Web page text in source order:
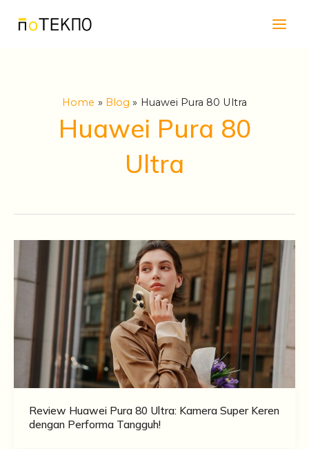
Home Blog Huawei Pura 80 Ultra
Huawei Pura 80
Ultra
Review Huawei Pura 80 Ultra: Kamera Super Keren
dengan Performa Tangguh!